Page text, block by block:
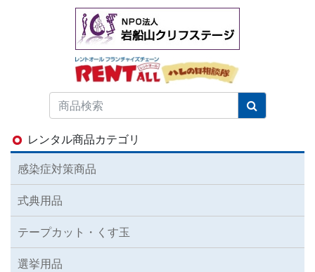
レンタル商品カテゴリ
感染症対策商品
式典用品
テープカット・くす玉
選挙用品